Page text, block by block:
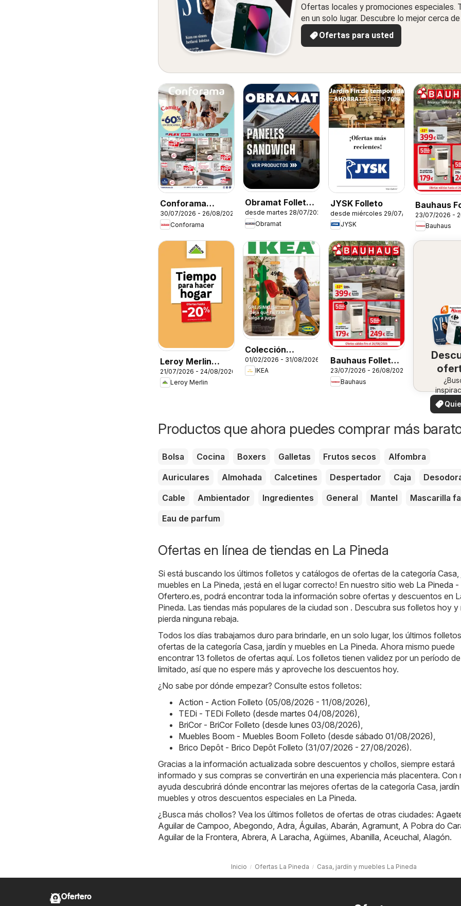
Ofertas locales y promociones especiales.
en un solo lugar. Descubre lo mejor cerca
Ofertas para usted
Conforama
Folleto
30/07/2026 - 26/08/2026
Conforama
Obramat Folleto -
Paneles
Sandwich
desde martes 28/07/2026
Obramat
JYSK Folleto
desde miércoles 29/07/2026
JYSK
Bauhaus
23/07/2026 -
Bauhaus
Leroy Merlin
Catálogo
21/07/2026 - 24/08/2026
Leroy Merlin
Colección
Grejsimojs
01/02/2026 - 31/08/2026
IKEA
Bauhaus Folleto
Cat
23/07/2026 - 26/08/2026
Bauhaus
en
¡Vea
ofertas
ver
Productos que ahora puedes comprar más
Bolsa Cocina Boxers Galletas Frutos secos
Alfombra
Auriculares
Almohada Calcetines Despertador Caja
Cable
Ambientador Ingredientes General Mantel
Mascarilla
Eau de parfum
Ofertas en línea de tiendas en La Pineda
Si está buscando los últimos folletos y catálogos de ofertas de la categoría Casa,
muebles en La Pineda, ¡está en el lugar correcto! En nuestro sitio web La Pineda -
Ofertero.es , podrá encontrar toda la información sobre ofertas y descuentos en
Pineda. Las tiendas más populares de la ciudad son . Descubra sus folletos hoy y
pierda ninguna rebaja.
Todos los días trabajamos duro para brindarle, en un solo lugar, los últimos
ofertas de la categoría Casa, jardín y muebles en La Pineda. Ahora mismo puede
encontrar 13 folletos de ofertas aquí. Los folletos tienen validez por un período
limitado, así que no espere más y aproveche los descuentos hoy.
¿No sabe por dónde empezar? Consulte estos folletos:
Action - Action Folleto (05/08/2026 - 11/08/2026)
TEDi - TEDi Folleto (desde martes 04/08/2026)
BriCor - BriCor Folleto (desde lunes 03/08/2026)
Muebles Boom - Muebles Boom Folleto (desde sábado 01/08/2026)
Brico Depôt - Brico Depôt Folleto (31/07/2026 - 27/08/2026).
Gracias a la información actualizada sobre descuentos y chollos, siempre estará
informado y sus compras se convertirán en una experiencia más placentera. Con
ayuda descubrirá dónde encontrar las mejores ofertas de la categoría Casa,
muebles y otros descuentos especiales en La Pineda.
¿Busca más chollos? Vea los últimos folletos de ofertas de otras ciudades:
Aguilar de Campoo Abegondo Adra Águilas Abarán Agramunt A Pobra do
Aguilar de la Frontera Abrera A Laracha Agüimes Abanilla Aceuchal Alagón.
Inicio Ofertas La Pineda Casa, jardín y muebles La Pineda
Ofertero